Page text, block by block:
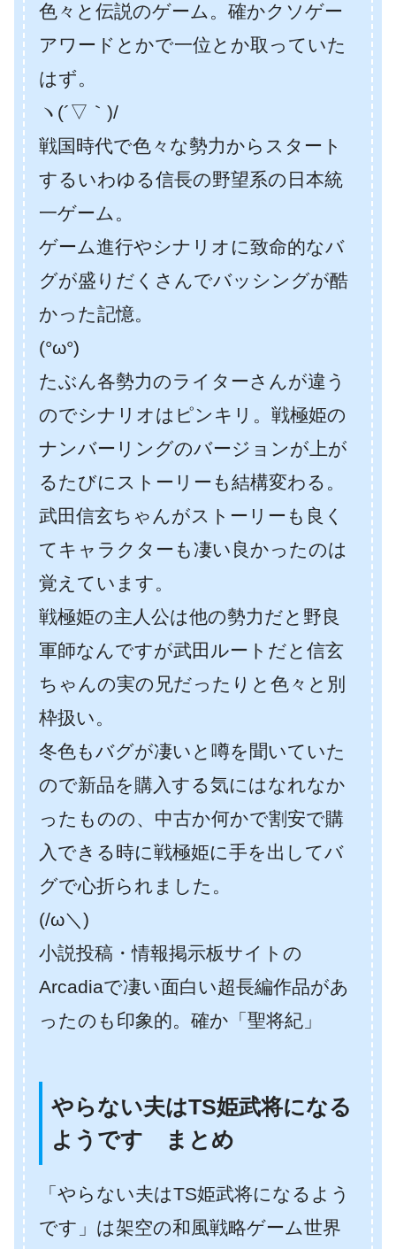
色々と伝説のゲーム。確かクソゲー
アワードとかで一位とか取っていた
はず。
ヽ(´▽｀)/
戦国時代で色々な勢力からスタート
するいわゆる信長の野望系の日本統
一ゲーム。
ゲーム進行やシナリオに致命的なバ
グが盛りだくさんでバッシングが酷
かった記憶。
(°ω°)
たぶん各勢力のライターさんが違う
のでシナリオはピンキリ。戦極姫の
ナンバーリングのバージョンが上が
るたびにストーリーも結構変わる。
武田信玄ちゃんがストーリーも良く
てキャラクターも凄い良かったのは
覚えています。
戦極姫の主人公は他の勢力だと野良
軍師なんですが武田ルートだと信玄
ちゃんの実の兄だったりと色々と別
枠扱い。
冬色もバグが凄いと噂を聞いていた
ので新品を購入する気にはなれなか
ったものの、中古か何かで割安で購
入できる時に戦極姫に手を出してバ
グで心折られました。
(/ω＼)
小説投稿・情報掲示板サイトの
Arcadiaで凄い面白い超長編作品があ
ったのも印象的。確か「聖将紀」
やらない夫はTS姫武将になる
ようです まとめ
「やらない夫はTS姫武将になるよう
です」は架空の和風戦略ゲーム世界